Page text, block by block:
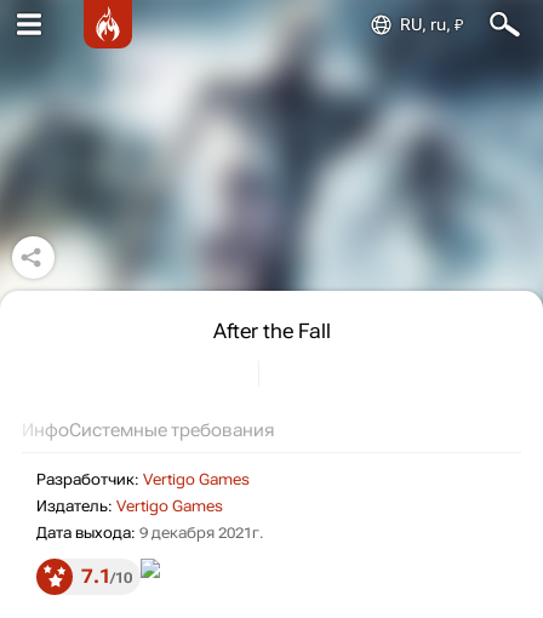
RU, ru, ₽
After the Fall
ИнфоСистемные требования
Разработчик: Vertigo Games
Издатель: Vertigo Games
Дата выхода: 9 декабря 2021г.
7.1 10